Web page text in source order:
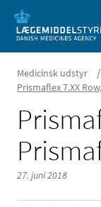
Medicinsk udstyr /
Prismaflex 7.XX
27. juni 2018